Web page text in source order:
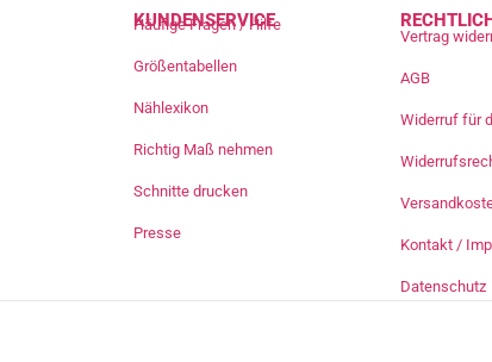
KUNDENSERVICE
Häufige Fragen / Hilfe
Größentabellen
Nählexikon
Richtig Maß nehmen
Schnitte drucken
Presse
Vertrag
AGB
Widerruf für
Kontakt /
Datenschutz